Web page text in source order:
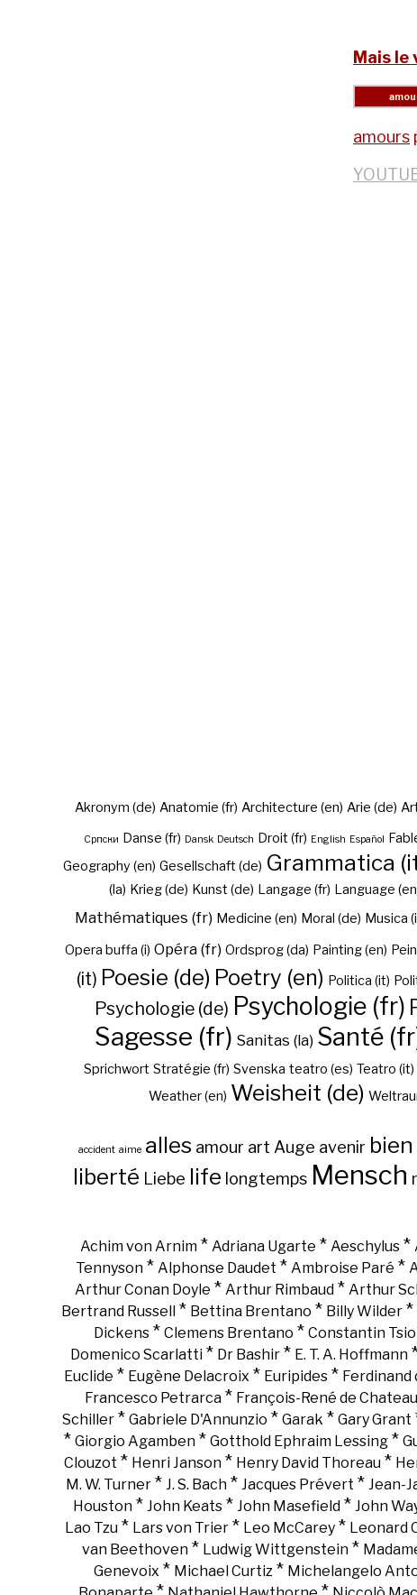
Mais
amours
Akronym (de) Anatomie (fr) Architecture (en) Arie (de)
Cрпски Danse (fr) Dansk Deutsch Droit (fr) English Español
Geography (en) Gesellschaft (de) Grammatica
(la) Krieg (de) Kunst (de) Langage (fr) Language
Mathématiques (fr) Medicine (en) Moral (de) Musica
Opera buffa (i) Opéra (fr) Ordsprog (da) Painting (en)
(it) Poesie (de) Poetry (en) Politica (it)
Psychologie (de) Psychologie (fr)
Sagesse (fr) Sanitas (la) Santé
Sprichwort Stratégie (fr) Svenska teatro (es) Teatro (it)
Weather (en) Weisheit (de)
accident aime alles amour art Auge avenir bien
liberté Liebe life longtemps Mensch
Achim von Arnim* Adriana Ugarte * Aeschylus*
Tennyson * Alphonse Daudet * Ambroise Paré *
Arthur Conan Doyle * Arthur Rimbaud * Arthur
Bertrand Russell * Bettina Brentano * Billy Wilder *
Dickens * Clemens Brentano * Constantin
Domenico Scarlatti * Dr Bashir * E. T. A. Hoffmann
Euclide * Eugène Delacroix * Euripides * Ferdinand
Francesco Petrarca * François-René de
Schiller * Gabriele D'Annunzio * Garak * Gary Grant
* Giorgio Agamben * Gotthold Ephraim Lessing *
Clouzot * Henri Janson* Henry David Thoreau*
M. W. Turner * J. S. Bach * Jacques Prévert * Jean-
Houston* John Keats* John Masefield* John
Lao Tzu* Lars von Trier* Leo McCarey* Leonard
van Beethoven* Ludwig Wittgenstein*
Genevoix * Michael Curtiz* Michelangelo